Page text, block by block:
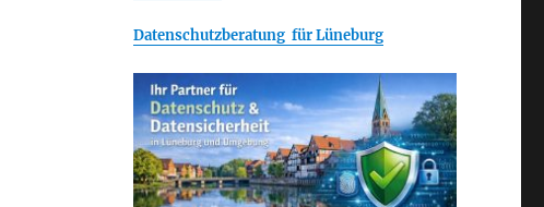
Datenschutzberatung für Lüneburg